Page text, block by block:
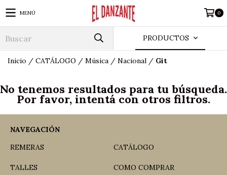
MENÚ 0
PRODUCTOS
Inicio / CATÁLOGO / Música / Nacional / Git
No tenemos resultados para tu búsqueda.
Por favor, intentá con otros filtros.
NAVEGACIÓN
REMERAS
CATÁLOGO
TALLES COMO COMPRAR